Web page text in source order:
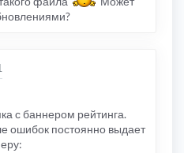
с баннером рейтинга.
ошибок постоянно выдает